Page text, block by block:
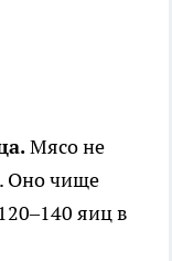
Мясо не
Оно чище
яиц в